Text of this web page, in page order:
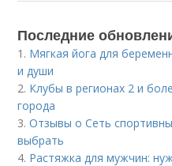
Последние
1. Мягкая йога для
и души
2. Клубы в регионах 2 и
города
3.Отзывы о Сеть
выбрать
4. Растяжка для мужчин: